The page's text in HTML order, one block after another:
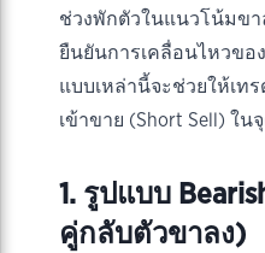
ช่วงพักตัวในแนวโน้มขา
ยืนยันการเคลื่อนไหวขอ
แบบเหล่านี้จะช่วยให้เท
เข้าขาย (Short Sell) ใน
1. รูปแบบ
คู่กลับตัวขาลง)